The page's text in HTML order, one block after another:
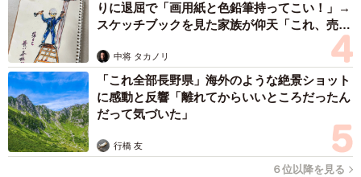
りに退屈で「画用紙と色鉛筆持ってこい！」→
スケッチブックを見た家族が仰天「これ、売れ
中将 タカノリ
「これ全部長野県」海外のような絶景ショット
に感動と反響「離れてからいいところだったん
だって気づいた」
行橋 友
６位以降を見る